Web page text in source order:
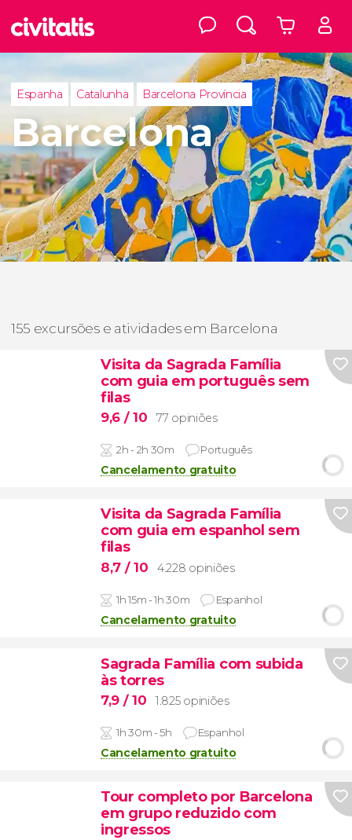
Espanha Catalunha Barcelona Província
Barcelona
155 excursões e atividades em Barcelona
Visita da Sagrada Família
com guia em português sem
filas
9,6 / 10 77 opiniões
2h - 2h 30m Português
Cancelamento gratuito
Visita da Sagrada Família
com guia em espanhol sem
filas
8,7 / 10 4.228 opiniões
1h 15m - 1h 30m Espanhol
Cancelamento gratuito
Sagrada Família com subida
às torres
7,9 / 10 1.825 opiniões
1h 30m - 5h Espanhol
Cancelamento gratuito
Tour completo por Barcelona
em grupo reduzido com
ingressos